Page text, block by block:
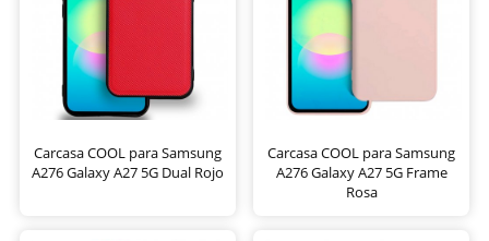
Carcasa COOL para Samsung
A276 Galaxy A27 5G Dual Rojo
Carcasa COOL para Samsung
A276 Galaxy A27 5G Frame
Rosa